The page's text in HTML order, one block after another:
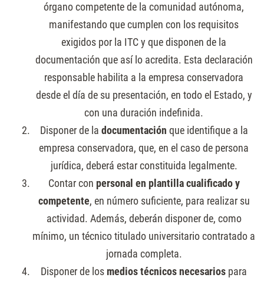
órgano competente de la comunidad autónoma,
manifestando que cumplen con los requisitos
exigidos por la ITC y que disponen de la
documentación que así lo acredita. Esta declaración
responsable habilita a la empresa conservadora
desde el día de su presentación, en todo el Estado, y
con una duración indefinida.
Disponer de la documentación que identifique a la
empresa conservadora, que, en el caso de persona
jurídica, deberá estar constituida legalmente.
Contar con personal en plantilla cualificado y
competente, en número suficiente, para realizar su
actividad. Además, deberán disponer de, como
mínimo, un técnico titulado universitario contratado a
jornada completa.
Disponer de los medios técnicos necesarios para